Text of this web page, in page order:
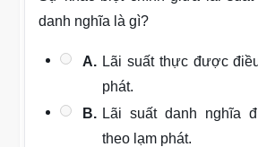
danh nghĩa là gì?
A. Lãi suất thực được
phát.
B. Lãi suất danh nghĩa
theo lạm phát.